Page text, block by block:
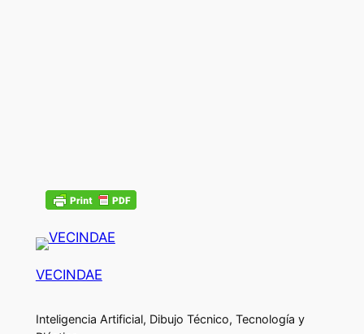
VECINDAE
Inteligencia Artificial, Dibujo Técnico, Tecnología y